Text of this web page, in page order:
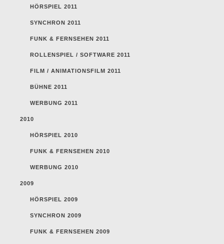
HÖRSPIEL 2011
SYNCHRON 2011
FUNK & FERNSEHEN 2011
ROLLENSPIEL / SOFTWARE 2011
FILM / ANIMATIONSFILM 2011
BÜHNE 2011
WERBUNG 2011
2010
HÖRSPIEL 2010
FUNK & FERNSEHEN 2010
WERBUNG 2010
2009
HÖRSPIEL 2009
SYNCHRON 2009
FUNK & FERNSEHEN 2009